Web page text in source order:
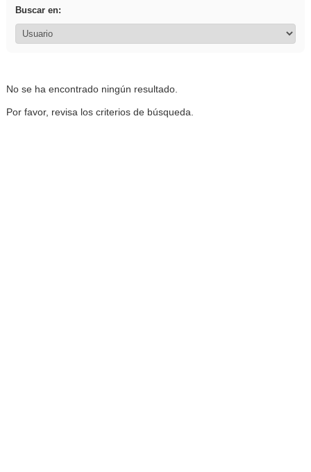
Buscar en:
No se ha encontrado ningún resultado.
Por favor, revisa los criterios de búsqueda.